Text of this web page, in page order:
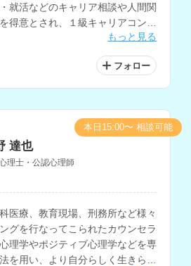
就活などのキャリア相談や人間関
得意とされ、１級キャリアコンサ
もっと見る
フォロー
達也
理士・公認心理師
医療、教育現場、刑務所など様々
グを行なってこられたカウンセラ
理学やポジティブ心理学などを専
を用い、より自分らしく生きられ
本日15:00〜 相談可能